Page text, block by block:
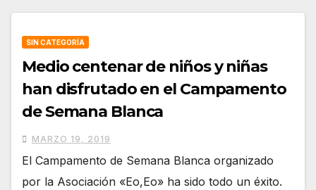
SIN CATEGORÍA
Medio centenar de niños y niñas
han disfrutado en el Campamento
de Semana Blanca
MARZO 19, 2019
El Campamento de Semana Blanca organizado
por la Asociación «Eo,Eo» ha sido todo un éxito.